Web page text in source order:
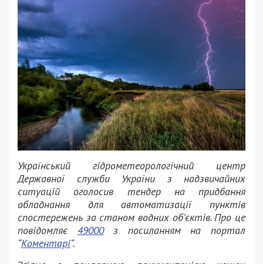
Український гідрометеорологічний центр
Державної служби України з надзвичайних
ситуацій оголосив тендер на придбання
обладнання для автоматизації пунктів
спостережень за станом водних об’єктів. Про це
повідомляє 49000з посиланням на портал
“Коментарі“.